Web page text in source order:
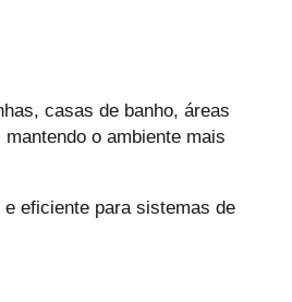
casas de banho, áreas
o ambiente mais
eficiente para sistemas de